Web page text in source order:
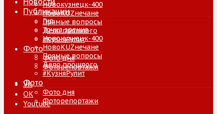
Новокузнецк-400
НовоKUZнечане
Прямые вопросы
Дело прошлого
#КузняРулит
Фото
Фото дня
Фоторепортажи
VK
ОК
Youtube
Публикации
Гид
Точка зрения
Новокузнецк-400
НовоKUZнечане
Прямые вопросы
Дело прошлого
#КузняРулит
Фото
Фото дня
Фоторепортажи